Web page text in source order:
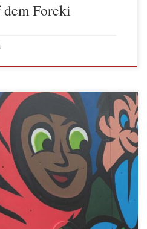
dem Forcki
die „VIP-Lounge“ (VIP-Lounge 1)
zusammen gemalert. Die Farbe
Das Bild (VIP-Lounge 2) ist in
entstanden. Vor Ostern
AWO Landesjugendwerk und
Kiez ein […]